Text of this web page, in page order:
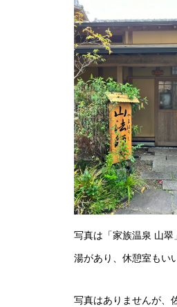
写真は「家族温泉 山
湯があり、休憩室もい
写真はありませんが、